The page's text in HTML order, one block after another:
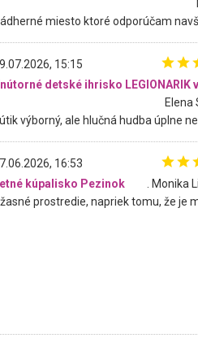
15:15
Elena
16:53
kúpalisko Pezinok
. Monika